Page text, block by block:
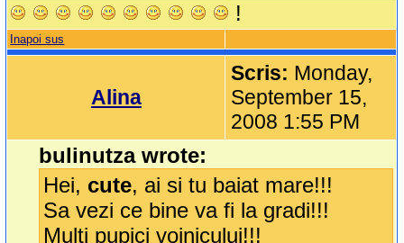
!
Inapoi sus
Alina
Scris: Monday,
September 15,
2008 1:55 PM
bulinutza wrote:
Hei, cute, ai si tu baiat mare!!!
Sa vezi ce bine va fi la gradi!!!
Multi pupici voinicului!!!